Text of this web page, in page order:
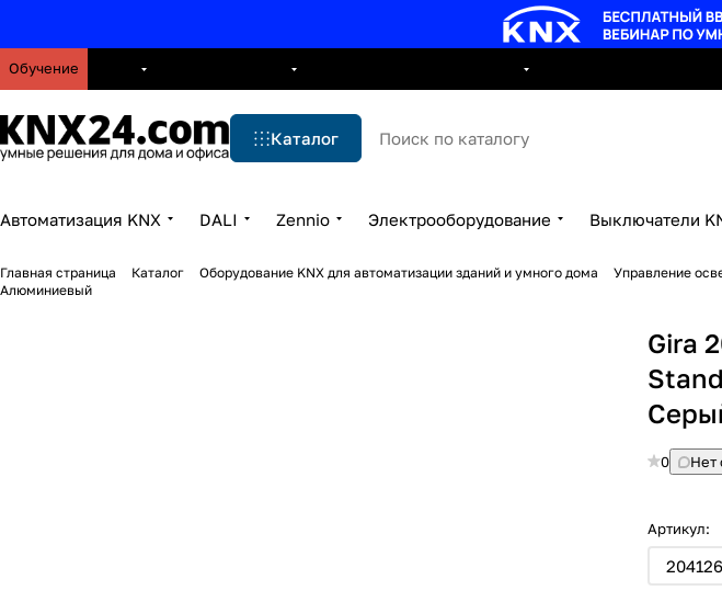
Обучение
Каталог
Автоматизация KNX DALI Zennio Электрооборудование Выключатели
Главная страница Каталог Оборудование KNX для автоматизации зданий и умного дома Управление
Алюминиевый
Gira
0 Нет
Артикул:
204126